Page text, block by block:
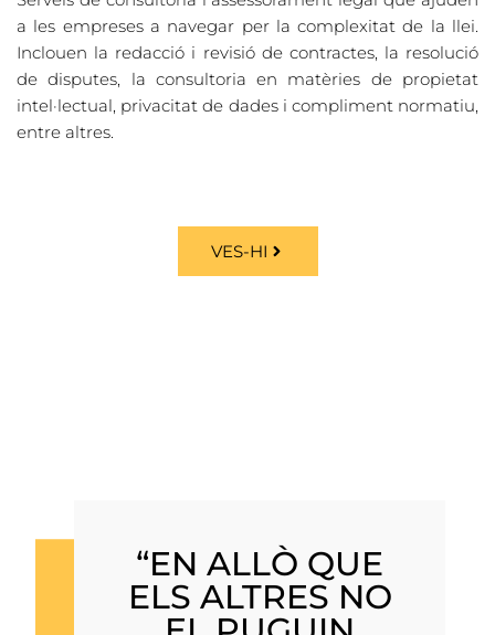
a les empreses a navegar per la complexitat de la llei.
Inclouen la redacció i revisió de contractes, la resolució
de disputes, la consultoria en matèries de propietat
intel·lectual, privacitat de dades i compliment normatiu,
entre altres.
VES-HI
“EN ALLÒ QUE
ELS ALTRES NO